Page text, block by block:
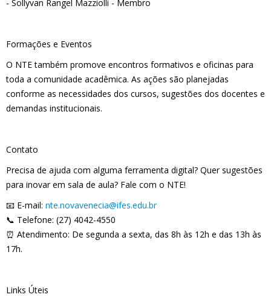
- Sollyvan Rangel Mazziolli - Membro
Formações e Eventos
O NTE também promove encontros formativos e oficinas para
toda a comunidade acadêmica. As ações são planejadas
conforme as necessidades dos cursos, sugestões dos docentes e
demandas institucionais.
Contato
Precisa de ajuda com alguma ferramenta digital? Quer sugestões
para inovar em sala de aula? Fale com o NTE!
📧 E-mail: nte.novavenecia@ifes.edu.br
📞 Telefone: (27) 4042-4550
⏰ Atendimento: De segunda a sexta, das 8h às 12h e das 13h às
17h.
Links Úteis